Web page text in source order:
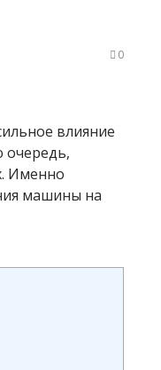
0
влияние
очередь,
Именно
машины на